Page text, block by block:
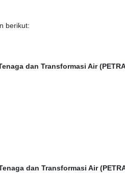
berikut:
dan Transformasi Air
dan Transformasi Air